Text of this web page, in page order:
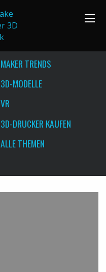
MAKER TRENDS
3D-MODELLE
VR
3D-DRUCKER KAUFEN
ALLE THEMEN